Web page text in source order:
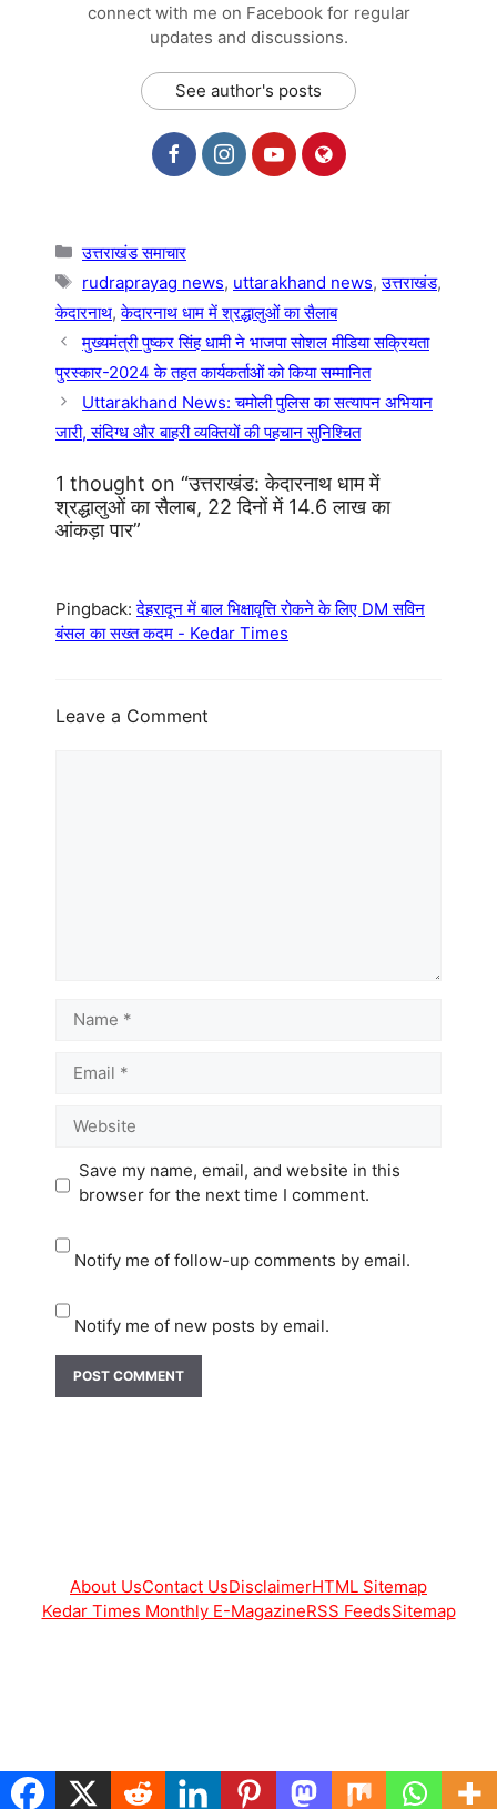
connect with me on Facebook for regular
updates and discussions.
See author's posts
Categories
उत्तराखंड समाचार
Tags
rudraprayag news, uttarakhand news,उत्तराखंड,
केदारनाथ,केदारनाथ धाम में श्रद्धालुओं का सैलाब
मुख्यमंत्री पुष्कर सिंह धामी ने भाजपा सोशल मीडिया सक्रियता
पुरस्कार-2024 के तहत कार्यकर्ताओं को किया सम्मानित
Uttarakhand News: चमोली पुलिस का सत्यापन अभियान
जारी, संदिग्ध और बाहरी व्यक्तियों की पहचान सुनिश्चित
1 thought on “उत्तराखंड: केदारनाथ धाम में
श्रद्धालुओं का सैलाब, 22 दिनों में 14.6 लाख का
आंकड़ा पार”
Pingback:देहरादून में बाल भिक्षावृत्ति रोकने के लिए DM सविन
बंसल का सख्त कदम - Kedar Times
Leave a Comment
Name
Email
Website
Save my name, email, and website in this
browser for the next time I comment.
Notify me of follow-up comments by email.
Notify me of new posts by email.
About UsContact UsDisclaimerHTML Sitemap
Kedar Times Monthly E-MagazineRSS FeedsSitemap
© 2026 Kedar Times • Built with GeneratePress